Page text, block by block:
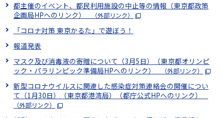
都主催のイベント、都民利用施設の中止等の情報（東京都政策
企画局HPへのリンク）
（外部リンク）
「コロナ対策 東京かるた」で遊ぼう！
報道発表
マスク及び消毒液の寄贈について（3月5日）（東京都オリンピ
ック・パラリンピック準備局HPへのリンク）
（外部リンク）
新型コロナウイルスに関連した感染症対策連絡会の開催につい
て（1月30日）（東京都港湾局）（都庁公式HPへのリンク）
（外部リンク）